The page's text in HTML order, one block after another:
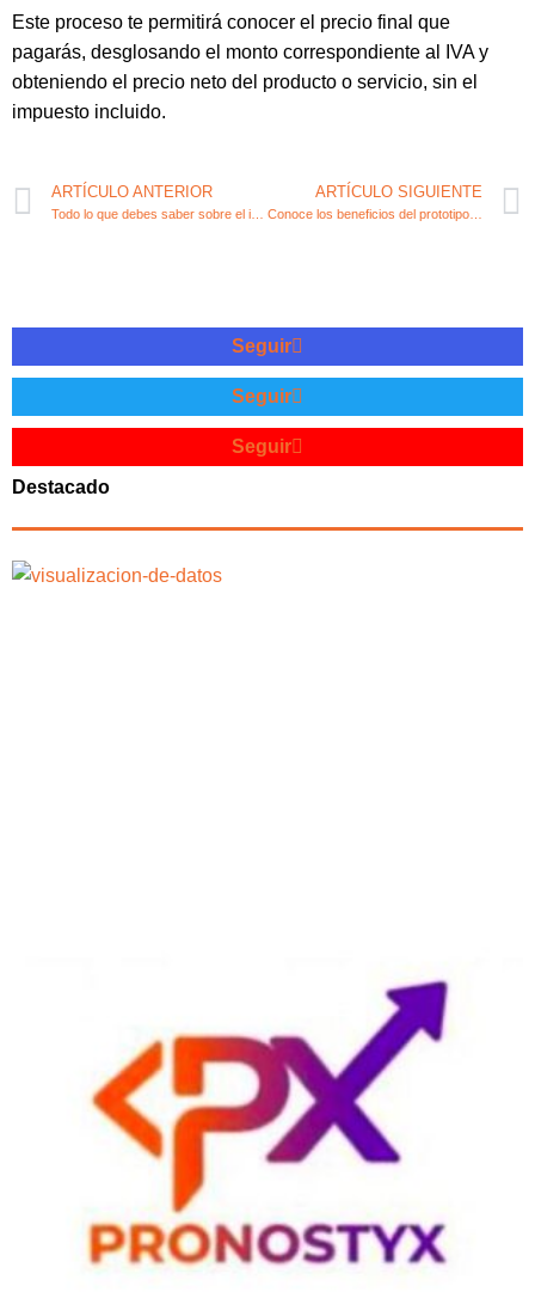
Este proceso te permitirá conocer el precio final que
pagarás, desglosando el monto correspondiente al IVA y
obteniendo el precio neto del producto o servicio, sin el
impuesto incluido.
ARTÍCULO ANTERIOR ARTÍCULO SIGUIENTE
Conoce los beneficios del prototipo en emprendimiento y contabilidad
Seguir
Seguir
Seguir
Destacado